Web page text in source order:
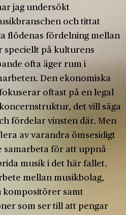
jag undersökt
och tittat
flödenas fördelning mellan
speciellt på kulturens
ofta äger rum i
Den ekonomiska
oftast på en legal
det vill säga
fördelar vinsten där. Men
av varandra ömsesidigt
samarbeta för att uppnå
musik i det här fallet.
mellan musikbolag,
kompositörer samt
som ser till att pengar